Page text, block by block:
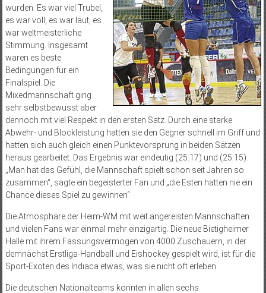
wurden. Es war viel Trubel,
es war voll, es war laut, es
war weltmeisterliche
Stimmung. Insgesamt
waren es beste
Bedingungen für ein
Finalspiel. Die
Mixedmannschaft ging
sehr selbstbewusst aber
dennoch mit viel Respekt in den ersten Satz. Durch eine starke
Abwehr- und Blockleistung hatten sie den Gegner schnell im Griff und
hatten sich auch gleich einen Punktevorsprung in beiden Sätzen
heraus gearbeitet. Das Ergebnis war eindeutig (25:17) und (25:15).
„Man hat das Gefühl, die Mannschaft spielt schon seit Jahren so
zusammen“, sagte ein begeisterter Fan und „die Esten hatten nie ein
Chance dieses Spiel zu gewinnen“.
Die Atmosphäre der Heim-WM mit weit angereisten Mannschaften
und vielen Fans war einmal mehr einzigartig. Die neue Bietigheimer
Halle mit ihrem Fassungsvermögen von 4000 Zuschauern, in der
demnächst Erstliga-Handball und Eishockey gespielt wird, ist für die
Sport-Exoten des Indiaca etwas, was sie nicht oft erleben.
Die deutschen Nationalteams konnten in allen sechs